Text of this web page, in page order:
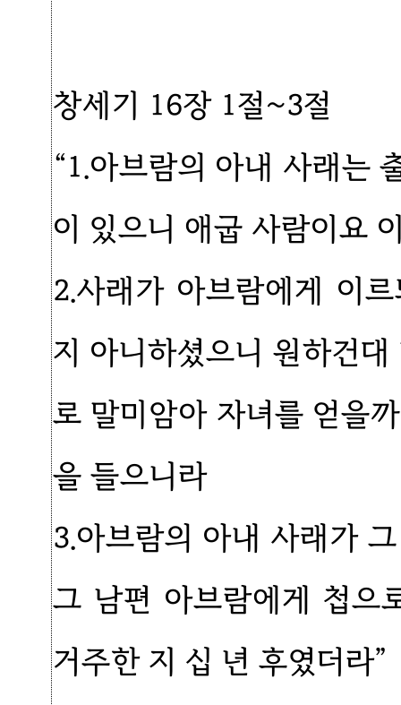
창세기 16장 1절~3절
“1.아브람의 아내 사래는
이 있으니 애굽 사람이요
2.사래가 아브람에게 이
지 아니하셨으니 원하건
로 말미암아 자녀를 얻을
을 들으니라
3.아브람의 아내 사래가
그 남편 아브람에게 첩으
거주한 지 십 년 후였더라”